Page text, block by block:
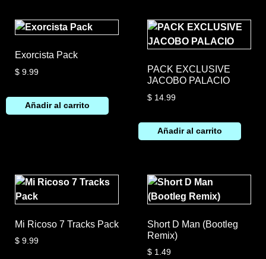
Exorcista Pack
$ 9.99
Añadir al carrito
PACK EXCLUSIVE
JACOBO PALACIO
$14.99
Añadir al carrito
Mi Ricoso 7 Tracks Pack
$ 9.99
Short D Man (Bootleg
Remix)
$1.49